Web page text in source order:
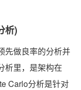
析)
先做良率的分析并
析里，是架构在
Carlo分析是针对